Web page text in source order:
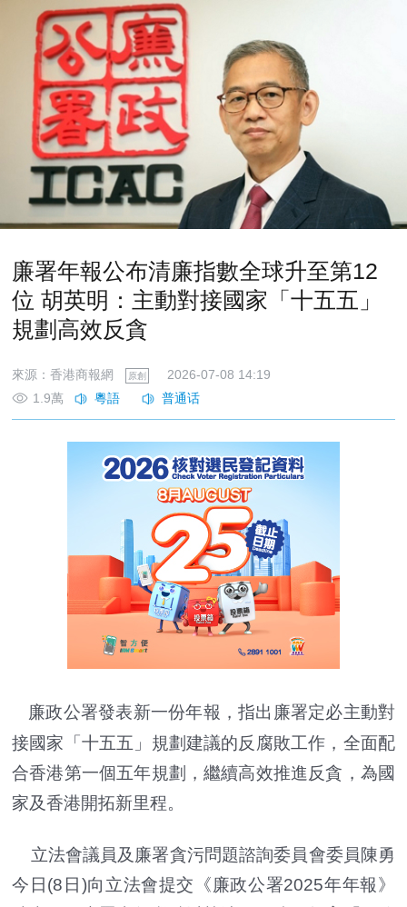
廉署年報公布清廉指數全球升至第12
位 胡英明：主動對接國家「十五五」
規劃高效反貪
來源：香港商報網 原創
2026-07-08 14:19
1.9萬
廉政公署發表新一份年報，指出廉署定必主動對
接國家「十五五」規劃建議的反腐敗工作，全面配
合香港第一個五年規劃，繼續高效推進反貪，為國
家及香港開拓新里程。
立法會議員及廉署貪污問題諮詢委員會委員陳勇
今日(8日)向立法會提交《廉政公署2025年年報》